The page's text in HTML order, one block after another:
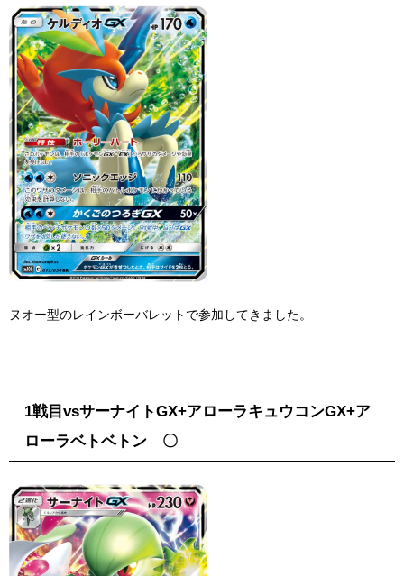
ヌオー型のレインボーバレットで参加してきました。
1戦目vsサーナイトGX+アローラキュウコンGX+ア
ローラベトベトン 〇